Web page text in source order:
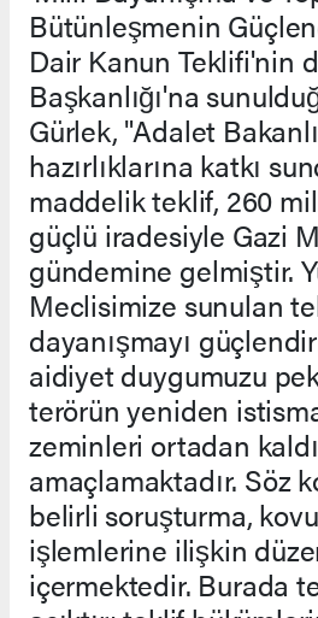
Bütünleşmenin
Dair Kanun Teklifi'nin
Başkanlığı'na
Gürlek, "Adalet
hazırlıklarına katkı
maddelik teklif, 260
güçlü iradesiyle Gazi
gündemine gelmiştir.
Meclisimize sunulan
dayanışmayı
aidiyet duygumuzu
terörün yeniden
zeminleri ortadan
amaçlamaktadır. Söz
belirli soruşturma,
işlemlerine ilişkin
içermektedir. Burada